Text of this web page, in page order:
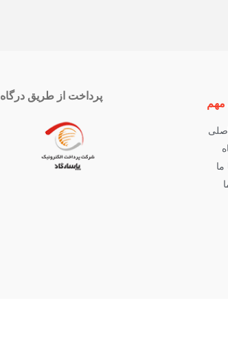
مهم
ما
پرداخت از طریق درگاه